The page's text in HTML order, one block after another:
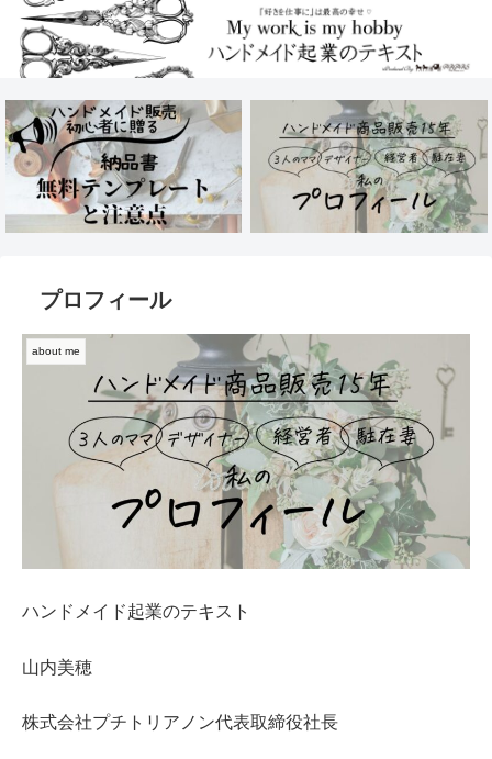
プロフィール
about me
ハンドメイド起業のテキスト
山内美穂
株式会社プチトリアノン代表取締役社長